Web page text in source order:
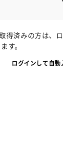
得済みの方は、
す。
ログインして自動